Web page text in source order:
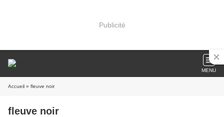
Publicité
MENU
Accueil » fleuve noir
fleuve noir